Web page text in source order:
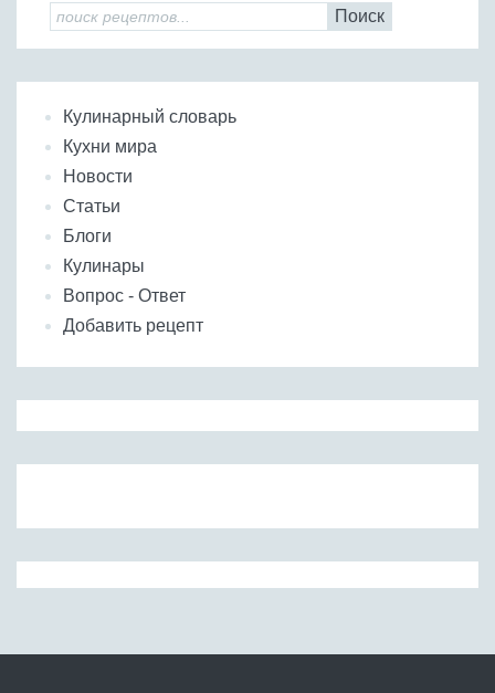
Поиск
Кулинарный словарь
Кухни мира
Новости
Статьи
Блоги
Кулинары
Вопрос - Ответ
Добавить рецепт